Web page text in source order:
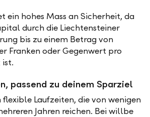
ein hohes Mass an Sicherheit, da
durch die Liechtensteiner
bis zu einem Betrag von
Franken oder Gegenwert pro
ist.
passend zu deinem Sparziel
Laufzeiten, die von wenigen
Jahren reichen. Bei willbe